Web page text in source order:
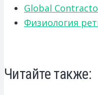
Global
Физиология
Читайте также: